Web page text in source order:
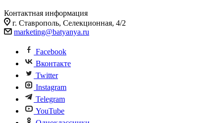
Контактная информация
г. Ставрополь, Селекционная, 4/2
marketing@batyanya.ru
Facebook
Вконтакте
Twitter
Instagram
Telegram
YouTube